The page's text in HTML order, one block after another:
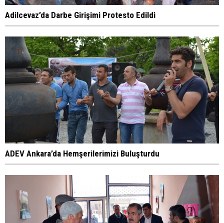
Adilcevaz’da Darbe Girişimi Protesto Edildi
ADEV Ankara’da Hemşerilerimizi Buluşturdu